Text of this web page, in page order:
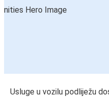
Usluge u vozilu podliježu